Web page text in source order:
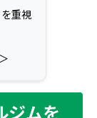
重視
ジムを